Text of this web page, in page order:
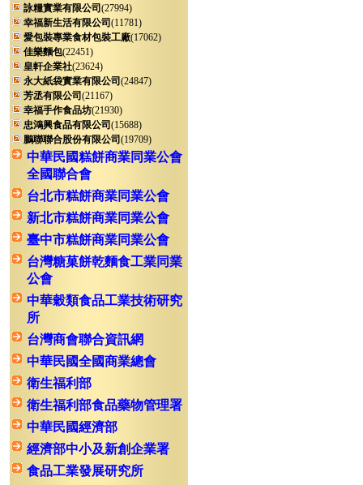
詠糧實業有限公司 (27994)
幸福新生活有限公司 (11781)
愛包裝專業食材包裝工廠(17062)
佳樂麵包(22451)
皇軒企業社(23624)
永大紙袋實業有限公司 (24847)
芳丞有限公司 (21167)
幸福手作食品坊(21930)
忠鴻興食品有限公司 (15688)
鵬聯聯合股份有限公司 (19709)
中華民國糕餅商業同業公會
全國聯合會
台北市糕餅商業同業公會
新北市糕餅商業同業公會
臺中市糕餅商業同業公會
台灣糖菓餅乾麵食工業同業
公會
中華穀類食品工業技術研究
所
台灣商會聯合資訊網
中華民國全國商業總會
衛生福利部
衛生福利部食品藥物管理署
中華民國經濟部
經濟部中小及新創企業署
食品工業發展研究所